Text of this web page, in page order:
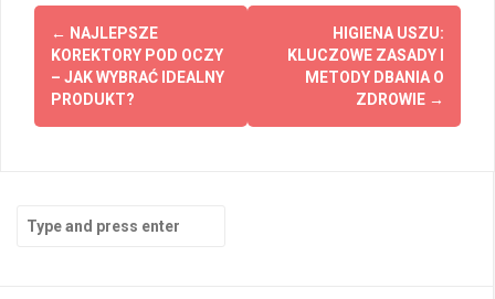
Post
navigation
← NAJLEPSZE
KOREKTORY POD OCZY
– JAK WYBRAĆ IDEALNY
PRODUKT?
HIGIENA USZU:
KLUCZOWE ZASADY I
METODY DBANIA O
ZDROWIE →
for: